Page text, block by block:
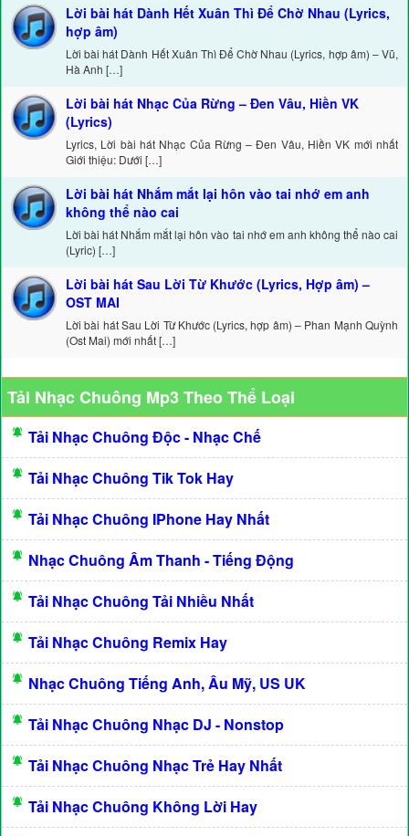
Lời bài hát Dành Hết Xuân Thì Để Chờ Nhau (Lyrics,
hợp âm)
Lời bài hát Dành Hết Xuân Thì Để Chờ Nhau (Lyrics, hợp âm) – Vũ,
Hà Anh […]
Lời bài hát Nhạc Của Rừng – Đen Vâu, Hiền VK
(Lyrics)
Lyrics, Lời bài hát Nhạc Của Rừng – Đen Vâu, Hiền VK mới nhất
Giới thiệu: Dưới […]
Lời bài hát Nhắm mắt lại hôn vào tai nhớ em anh
không thể nào cai
Lời bài hát Nhắm mắt lại hôn vào tai nhớ em anh không thể nào cai
(Lyric) […]
Lời bài hát Sau Lời Từ Khước (Lyrics, Hợp âm) –
OST MAI
Lời bài hát Sau Lời Từ Khước (Lyrics, hợp âm) – Phan Mạnh Quỳnh
(Ost Mai) mới nhất […]
Tải Nhạc Chuông Mp3 Theo Thể Loại
Tải Nhạc Chuông Độc - Nhạc Chế
Tải Nhạc Chuông Tik Tok Hay
Tải Nhạc Chuông IPhone Hay Nhất
Nhạc Chuông Âm Thanh - Tiếng Động
Tải Nhạc Chuông Tải Nhiều Nhất
Tải Nhạc Chuông Remix Hay
Nhạc Chuông Tiếng Anh, Âu Mỹ, US UK
Tải Nhạc Chuông Nhạc DJ - Nonstop
Tải Nhạc Chuông Nhạc Trẻ Hay Nhất
Tải Nhạc Chuông Không Lời Hay